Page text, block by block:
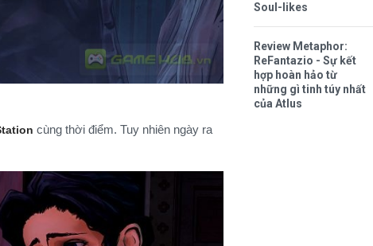
cùng thời điểm. Tuy nhiên ngày ra
Soul-likes
Review Metaphor:
ReFantazio - Sự kết
hợp hoàn hảo từ
những gì tinh túy nhất
của Atlus